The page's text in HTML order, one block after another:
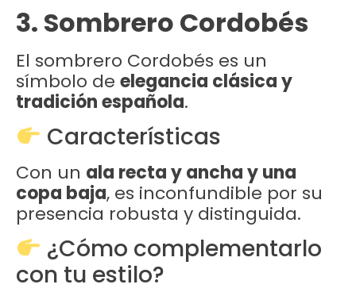
3. Sombrero Cordobés
El sombrero Cordobés es un
símbolo de elegancia clásica y
tradición española.
Características
Con un ala recta y ancha y una
copa baja, es inconfundible por su
presencia robusta y distinguida.
¿Cómo complementarlo
con tu estilo?